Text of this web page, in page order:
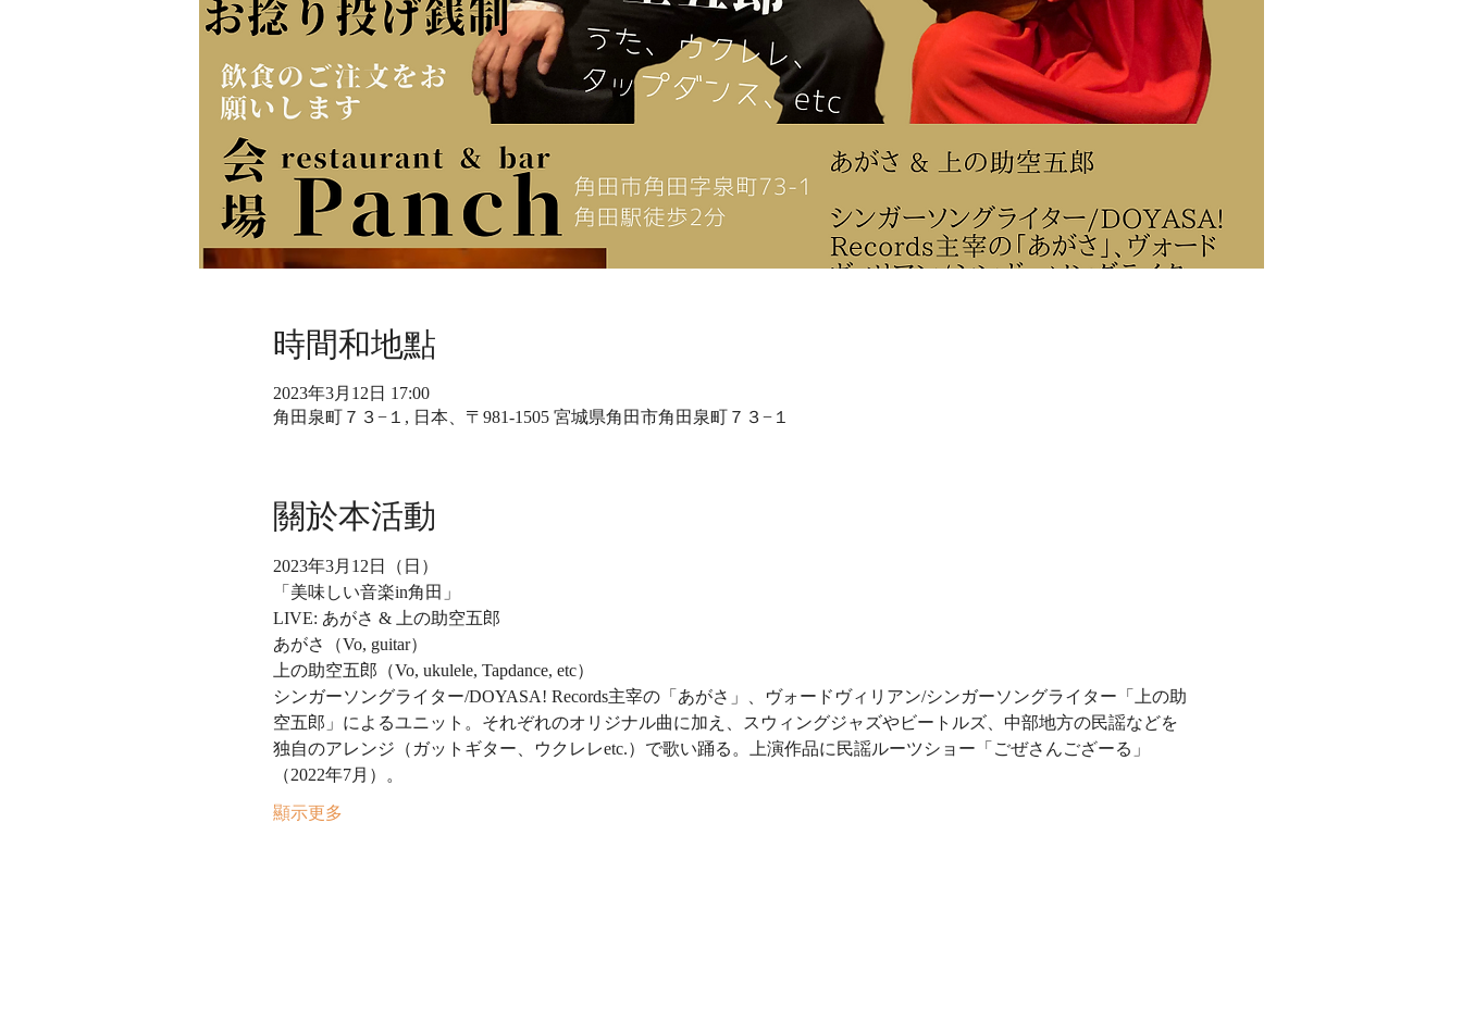
時間和地點
2023年3月12日 17:00
角田泉町７３−１, 日本、〒981-1505 宮城県角田市角田泉町７３−１
關於本活動
2023年3月12日（日）
「美味しい音楽in角田」
LIVE: あがさ & 上の助空五郎
あがさ（Vo, guitar）
上の助空五郎（Vo, ukulele, Tapdance, etc）
シンガーソングライター/DOYASA! Records主宰の「あがさ」、ヴォードヴィリアン/シンガーソングライター「上の助
空五郎」によるユニット。それぞれのオリジナル曲に加え、スウィングジャズやビートルズ、中部地方の民謡などを
独自のアレンジ（ガットギター、ウクレレetc.）で歌い踊る。上演作品に民謡ルーツショー「ごぜさんござーる」
（2022年7月）。
顯示更多